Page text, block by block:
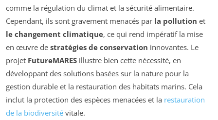
comme la régulation du climat et la sécurité alimentaire.
Cependant, ils sont gravement menacés par la pollution et
le changement climatique, ce qui rend impératif la mise
en œuvre de stratégies de conservation innovantes. Le
projet FutureMARES illustre bien cette nécessité, en
développant des solutions basées sur la nature pour la
gestion durable et la restauration des habitats marins. Cela
inclut la protection des espèces menacées et la restauration
de la biodiversité vitale.